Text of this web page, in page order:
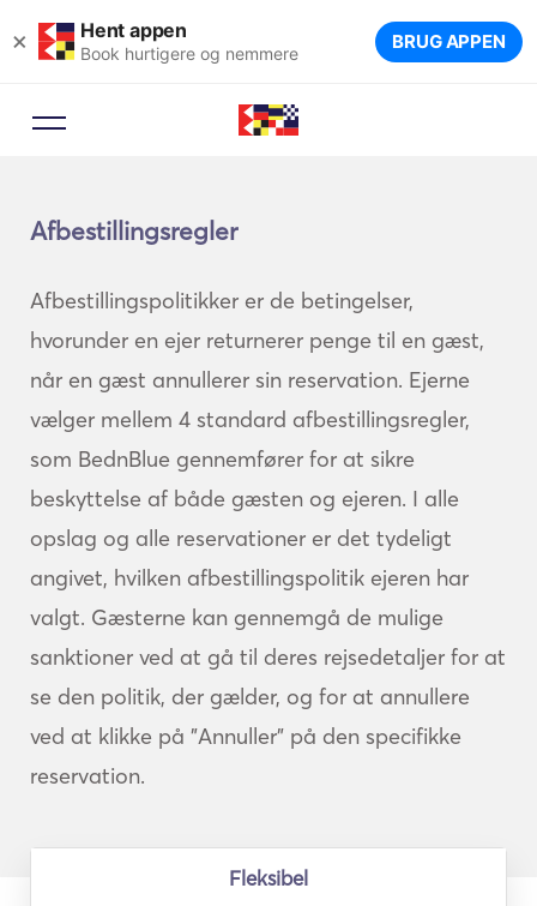
× Hent appen
Book hurtigere og nemmere BRUG APPEN
Afbestillingsregler
Afbestillingspolitikker er de betingelser,
hvorunder en ejer returnerer penge til en gæst,
når en gæst annullerer sin reservation. Ejerne
vælger mellem 4 standard afbestillingsregler,
som BednBlue gennemfører for at sikre
beskyttelse af både gæsten og ejeren. I alle
opslag og alle reservationer er det tydeligt
angivet, hvilken afbestillingspolitik ejeren har
valgt. Gæsterne kan gennemgå de mulige
sanktioner ved at gå til deres rejsedetaljer for at
se den politik, der gælder, og for at annullere
ved at klikke på "Annuller" på den specifikke
reservation.
Fleksibel